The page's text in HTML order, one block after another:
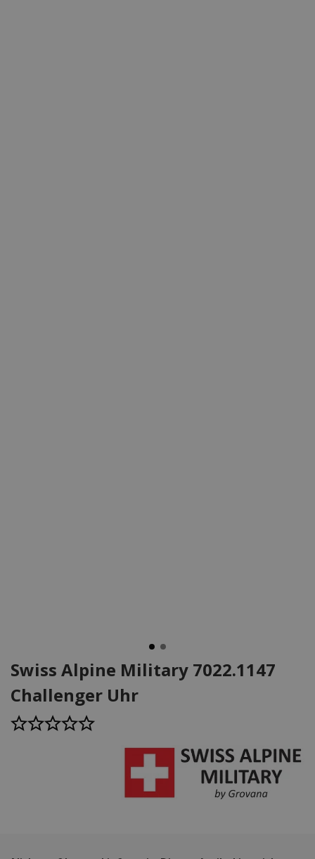
Swiss Alpine Military 7022.1147
Challenger Uhr